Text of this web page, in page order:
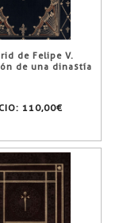
de Felipe V.
de una dinastía
110,00€